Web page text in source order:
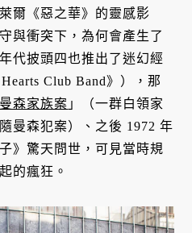
爾《惡之華》的靈感影
與衝突下，為何會產生了
代披頭四也推出了迷幻經
Club Band》），那
曼森家族案 」（一群白領家
曼森犯案）、之後 1972 年
》驚天問世，可見當時規
的瘋狂。